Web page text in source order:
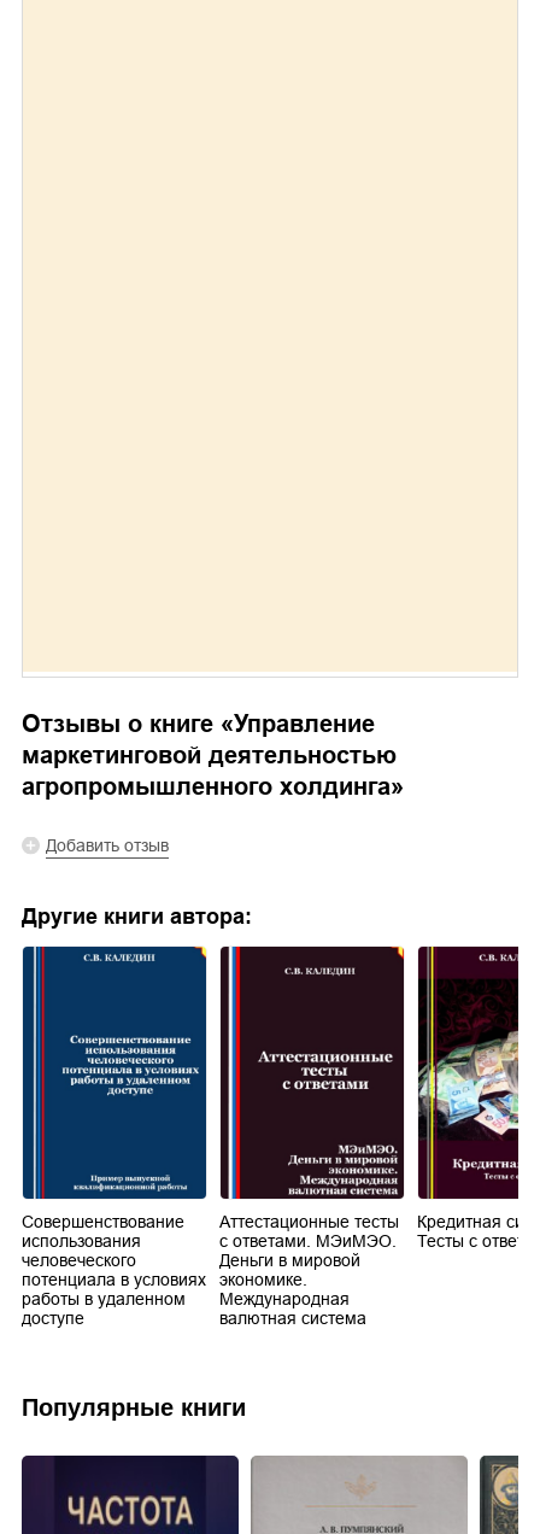
Отзывы о книге «Управление
маркетинговой деятельностью
агропромышленного холдинга»
Добавить отзыв
Другие книги автора:
Совершенствование
использования
человеческого
потенциала в условиях
работы в удаленном
доступе
Аттестационные тесты
с ответами. МЭиМЭО.
Деньги в мировой
экономике.
Международная
валютная система
Кредитная
Тесты с
Популярные книги